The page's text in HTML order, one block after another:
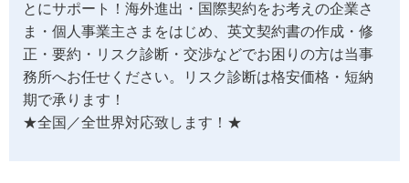
とにサポート！海外進出・国際契約をお考えの企業さ
ま・個人事業主さまをはじめ、英文契約書の作成・修
正・要約・リスク診断・交渉などでお困りの方は当事
務所へお任せください。リスク診断は格安価格・短納
期で承ります！
★全国／全世界対応致します！★